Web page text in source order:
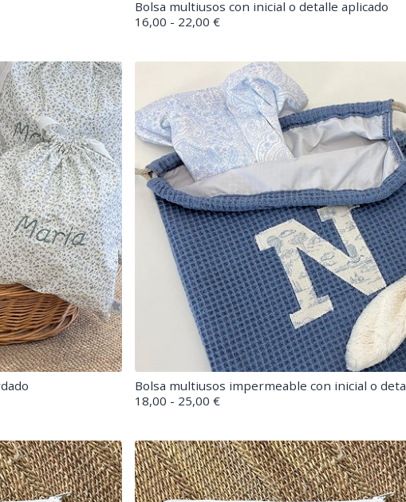
Bolsa multiusos con inicial o detalle aplicado
16,00 - 22,00 €
Bolsa multiusos impermeable con inicial o
18,00 - 25,00 €